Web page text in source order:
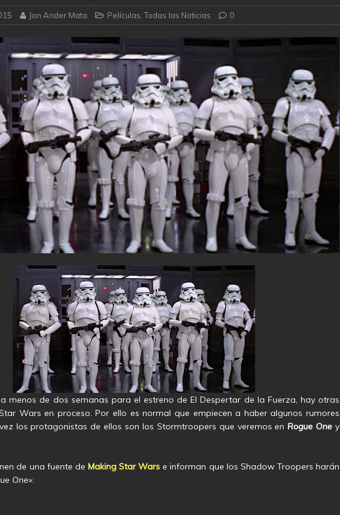
Jon Ander Mata Películas ,Todas las Noticias 0
menos de dos semanas para el estreno de El Despertar de la Fuerza, hay otras
Wars en proceso. Por ello es normal que empiecen a haber algunos rumores
los protagonistas de ellos son los Stormtroopers que veremos en Rogue One y
de una fuente de Making Star Wars e informan que los Shadow Troopers harán
One»: